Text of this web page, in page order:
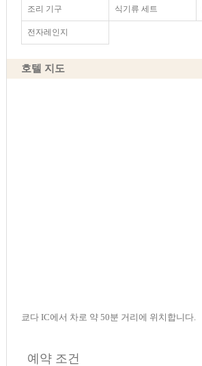
조리 기구 식기류 세트
전자레인지
호텔 지도
쿄다 IC에서 차로 약 50분 거리에 위치합니다.
예약 조건